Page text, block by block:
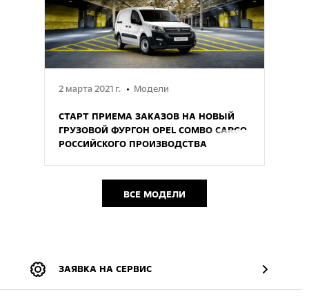
2 марта 2021 г. Модели
СТАРТ ПРИЕМА ЗАКАЗОВ НА НОВЫЙ
ГРУЗОВОЙ ФУРГОН OPEL COMBO CARGO
РОССИЙСКОГО ПРОИЗВОДСТВА
ВСЕ МОДЕЛИ
ЗАЯВКА НА СЕРВИС